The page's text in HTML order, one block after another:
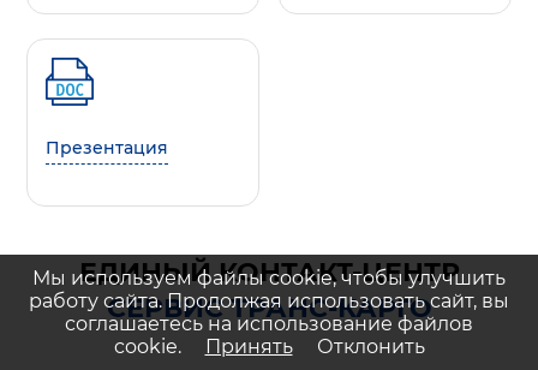
Презентация
ЕДИНЫЙ КОНТАКТ-ЦЕНТР
СЕРВИС ТРАНС-КАРГО
Мы используем файлы cookie, чтобы улучшить
работу сайта. Продолжая использовать сайт, вы
соглашаетесь на использование файлов
cookie.
Принять Отклонить